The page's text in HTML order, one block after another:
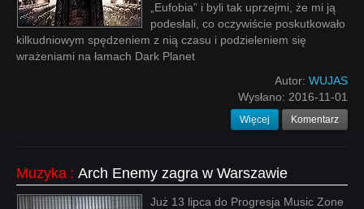
„Eufobia” i byli tak uprzejmi, że mi ją
podesłali, co oczywiście poskutkowało
kilkudniowym spędzeniem z nią czasu i podzieleniem się
wrażeniami na łamach Dark Planet
Autor: WUJAS
Wysłano: 2016-11-01
Więcej Komentarz
Muzyka : Arch Enemy zagra w Warszawie
Już 13 lipca do Progresja Music Zone